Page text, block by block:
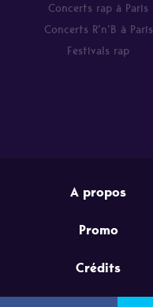
Nous
Concerts rap à Paris
Concerts R’n’B à Paris
Festivals rap
A propos
Promo
Crédits